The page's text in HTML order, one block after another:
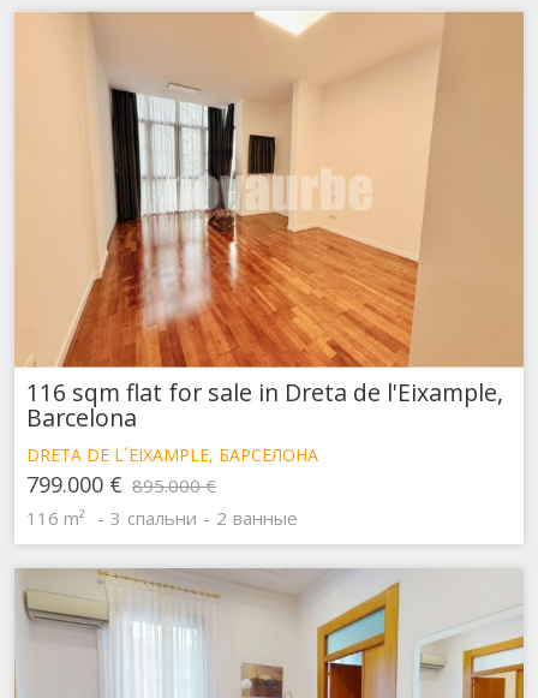
116 sqm flat for sale in Dreta de l'Eixample,
Barcelona
DRETA DE L´EIXAMPLE, БАРСЕЛОНА
799.000 € 895.000 €
116 m²
3 спальни 2 ванные